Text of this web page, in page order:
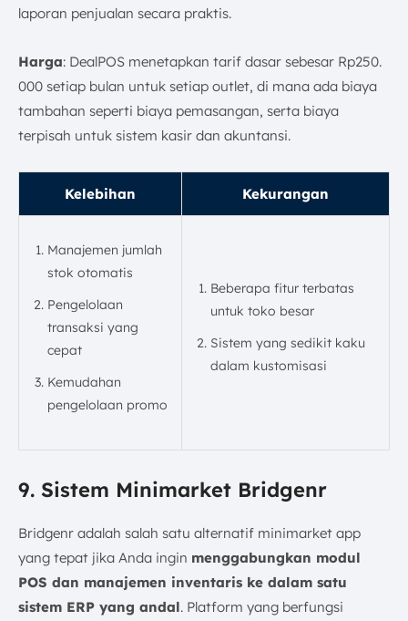
laporan penjualan secara praktis.
Harga: DealPOS menetapkan tarif dasar sebesar Rp250.
000 setiap bulan untuk setiap outlet, di mana ada biaya
tambahan seperti biaya pemasangan, serta biaya
terpisah untuk sistem kasir dan akuntansi.
Kelebihan Kekurangan
Manajemen jumlah
stok otomatis
Pengelolaan
transaksi yang
cepat
Kemudahan
pengelolaan promo
Beberapa fitur terbatas
untuk toko besar
Sistem yang sedikit kaku
dalam kustomisasi
9. Sistem Minimarket Bridgenr
Bridgenr adalah salah satu alternatif minimarket app
yang tepat jika Anda ingin menggabungkan modul
POS dan manajemen inventaris ke dalam satu
sistem ERP yang andal. Platform yang berfungsi